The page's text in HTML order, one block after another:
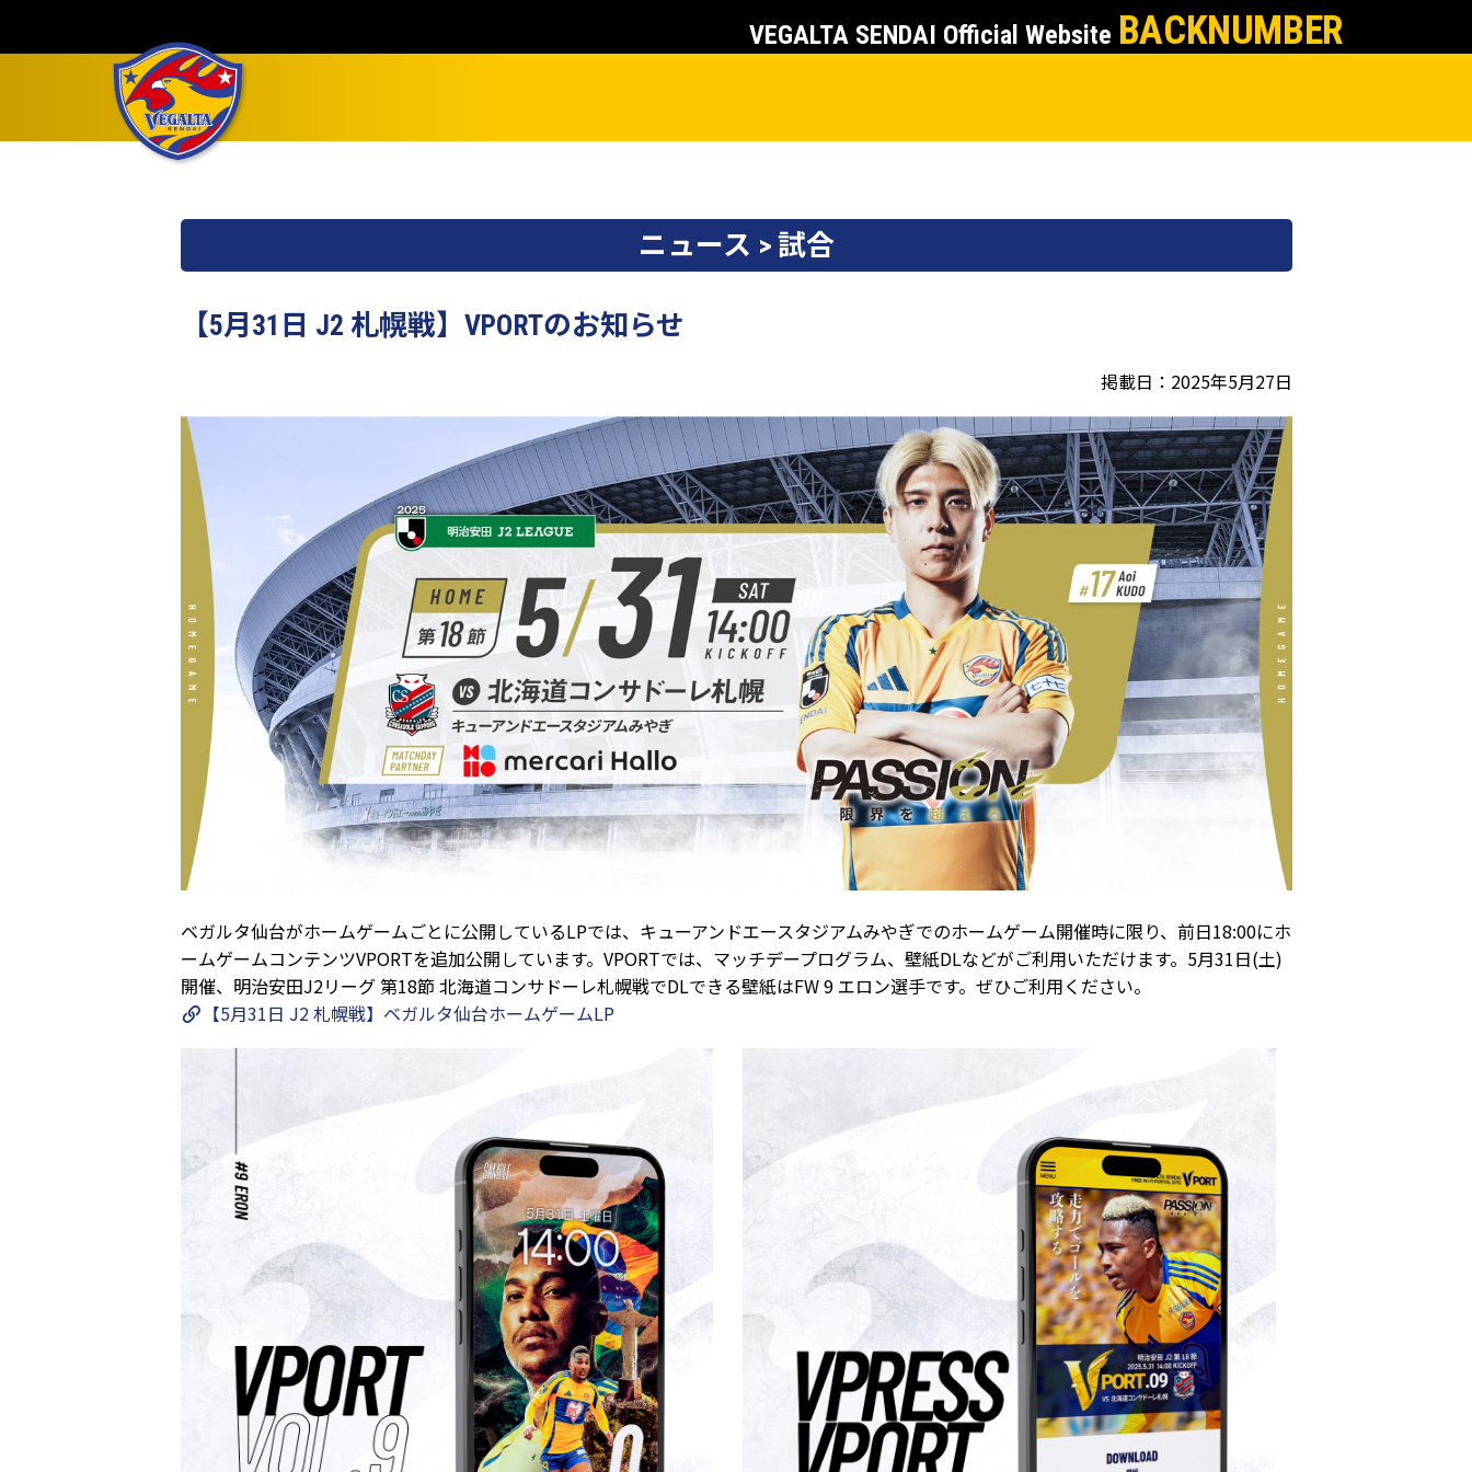
VEGALTA SENDAI Official Website BACKNUMBER
ニュース > 試合
【5月31日 J2 札幌戦】VPORTのお知らせ
掲載日：2025年5月27日
ベガルタ仙台がホームゲームごとに公開しているLPでは、キューアンドエースタジアムみやぎでのホームゲーム開催時に限り、前日18:00にホ
ームゲームコンテンツVPORTを追加公開しています。VPORTでは、マッチデープログラム、壁紙DLなどがご利用いただけます。5月31日(土)
開催、明治安田J2リーグ 第18節 北海道コンサドーレ札幌戦でDLできる壁紙はFW 9 エロン選手です。ぜひご利用ください。
【5月31日 J2 札幌戦】ベガルタ仙台ホームゲームLP